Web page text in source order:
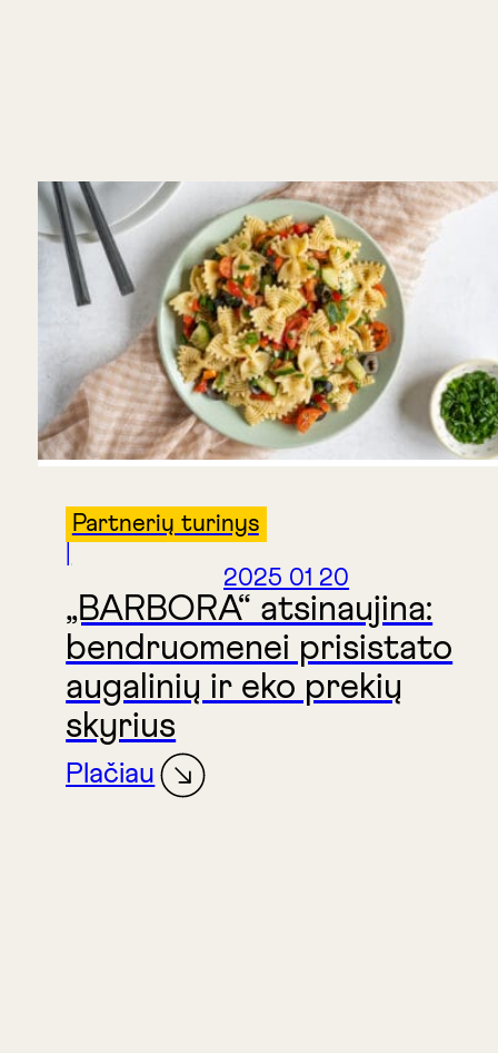
Partnerių turinys
2025 01 20
„BARBORA“ atsinaujina:
bendruomenei prisistato
augalinių ir eko prekių
skyrius
Plačiau